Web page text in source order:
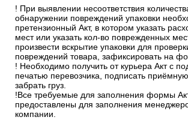
! При выявлении несоответствия
обнаружении повреждений упаковки
претензионный Акт, в котором указать
мест или указать кол-во поврежденных
произвести вскрытие упаковки для
повреждений товара, зафиксировать на
! Необходимо получить от курьера Акт с
печатью перевозчика, подписать
забрать груз.
!Все требуемые для заполнения формы
предоставлены для заполнения
компании.